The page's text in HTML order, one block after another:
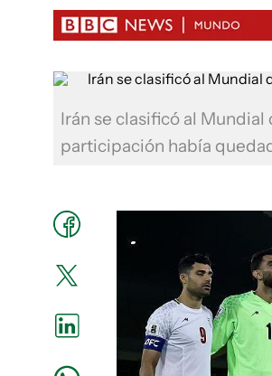
Irán se clasificó al Mundial
participación había